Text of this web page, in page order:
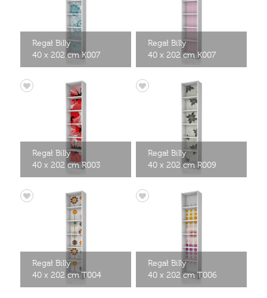
Regał Billy
40 x 202 cm K007
Regał Billy
40 x 202 cm K007
Regał Billy
40 x 202 cm R003
Regał Billy
40 x 202 cm R009
Regał Billy
40 x 202 cm T004
Regał Billy
40 x 202 cm T006